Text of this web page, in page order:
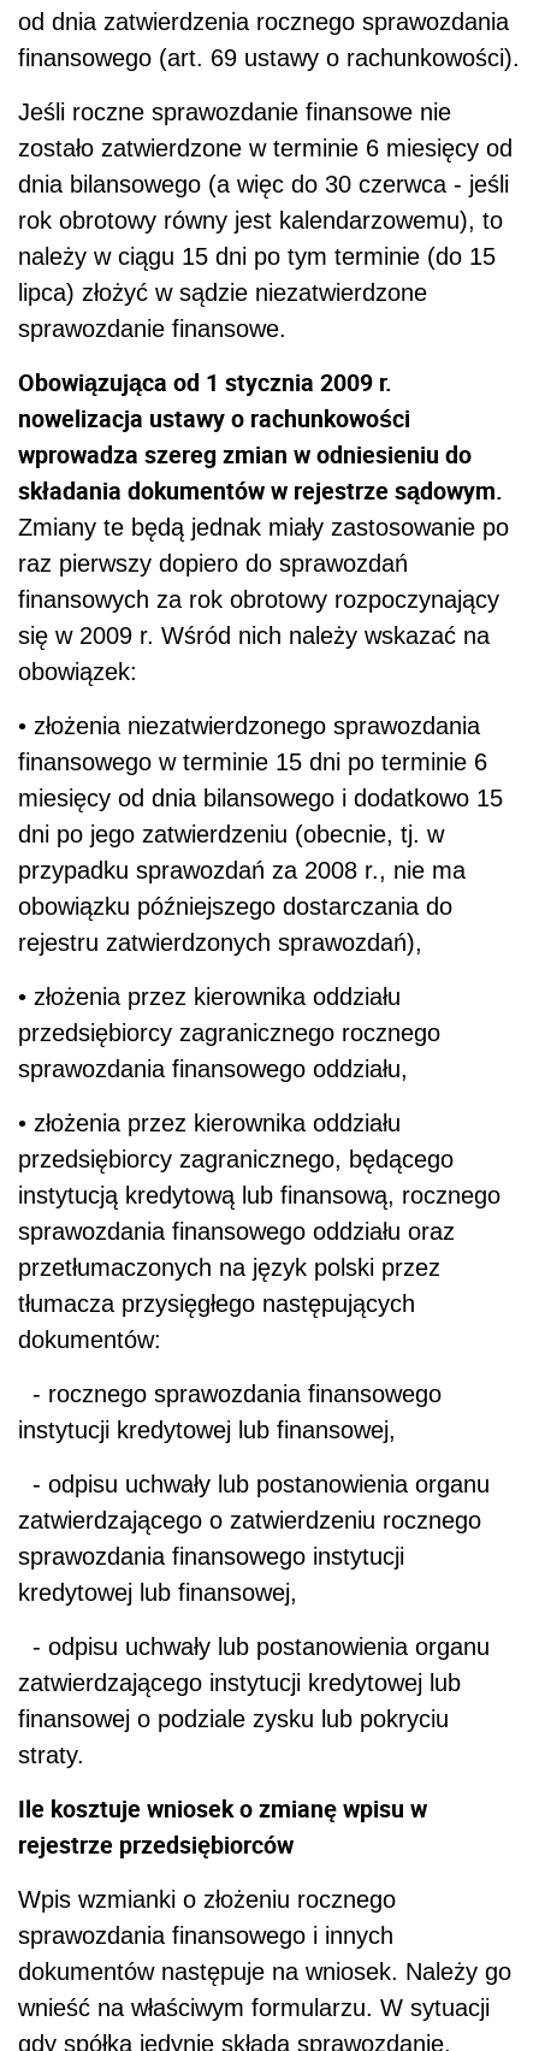
od dnia zatwierdzenia rocznego sprawozdania
finansowego (art. 69 ustawy o rachunkowości).
Jeśli roczne sprawozdanie finansowe nie
zostało zatwierdzone w terminie 6 miesięcy od
dnia bilansowego (a więc do 30 czerwca - jeśli
rok obrotowy równy jest kalendarzowemu), to
należy w ciągu 15 dni po tym terminie (do 15
lipca) złożyć w sądzie niezatwierdzone
sprawozdanie finansowe.
Obowiązująca od 1 stycznia 2009 r.
nowelizacja ustawy o rachunkowości
wprowadza szereg zmian w odniesieniu do
składania dokumentów w rejestrze sądowym.
Zmiany te będą jednak miały zastosowanie po
raz pierwszy dopiero do sprawozdań
finansowych za rok obrotowy rozpoczynający
się w 2009 r. Wśród nich należy wskazać na
obowiązek:
• złożenia niezatwierdzonego sprawozdania
finansowego w terminie 15 dni po terminie 6
miesięcy od dnia bilansowego i dodatkowo 15
dni po jego zatwierdzeniu (obecnie, tj. w
przypadku sprawozdań za 2008 r., nie ma
obowiązku późniejszego dostarczania do
rejestru zatwierdzonych sprawozdań),
• złożenia przez kierownika oddziału
przedsiębiorcy zagranicznego rocznego
sprawozdania finansowego oddziału,
• złożenia przez kierownika oddziału
przedsiębiorcy zagranicznego, będącego
instytucją kredytową lub finansową, rocznego
sprawozdania finansowego oddziału oraz
przetłumaczonych na język polski przez
tłumacza przysięgłego następujących
dokumentów:
- rocznego sprawozdania finansowego
instytucji kredytowej lub finansowej,
- odpisu uchwały lub postanowienia organu
zatwierdzającego o zatwierdzeniu rocznego
sprawozdania finansowego instytucji
kredytowej lub finansowej,
- odpisu uchwały lub postanowienia organu
zatwierdzającego instytucji kredytowej lub
finansowej o podziale zysku lub pokryciu
straty.
Ile kosztuje wniosek o zmianę wpisu w
rejestrze przedsiębiorców
Wpis wzmianki o złożeniu rocznego
sprawozdania finansowego i innych
dokumentów następuje na wniosek. Należy go
wnieść na właściwym formularzu. W sytuacji
gdy spółka jedynie składa sprawozdanie,